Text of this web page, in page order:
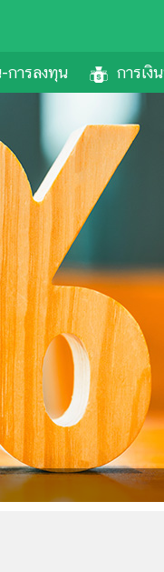
การลงทุน การเงิ